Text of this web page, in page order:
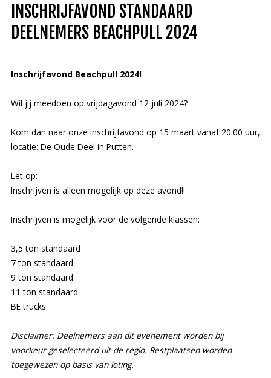
INSCHRIJFAVOND STANDAARD
DEELNEMERS BEACHPULL 2024
Inschrijfavond Beachpull 2024!
Wil jij meedoen op vrijdagavond 12 juli 2024?
Kom dan naar onze inschrijfavond op 15 maart vanaf 20:00 uur,
locatie: De Oude Deel in Putten.
Let op:
Inschrijven is alleen mogelijk op deze avond!!
Inschrijven is mogelijk voor de volgende klassen:
3,5 ton standaard
7 ton standaard
9 ton standaard
11 ton standaard
BE trucks.
Disclaimer: Deelnemers aan dit evenement worden bij
voorkeur geselecteerd uit de regio. Restplaatsen worden
toegewezen op basis van loting.